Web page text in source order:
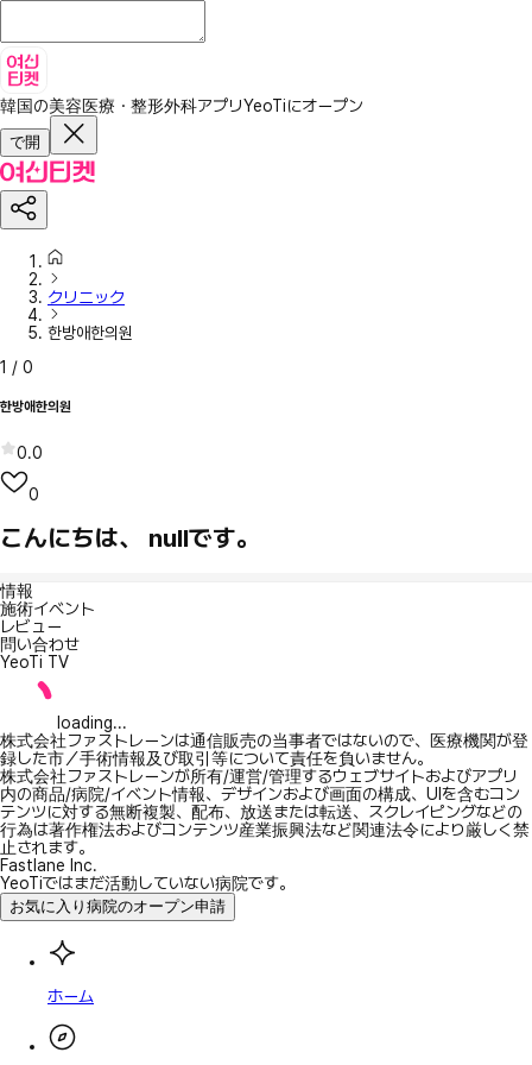
韓国の美容医療・整形外科アプリYeoTiにオープン
で開
クリニック
한방애한의원
1 / 0
한방애한의원
0.0
0
こんにちは、 nullです。
情報
施術イベント
レビュー
問い合わせ
YeoTi TV
loading...
株式会社ファストレーンは通信販売の当事者ではないので、医療機関が登
録した市／手術情報及び取引等について責任を負いません。
株式会社ファストレーンが所有/運営/管理するウェブサイトおよびアプリ
内の商品/病院/イベント情報、デザインおよび画面の構成、UIを含むコン
テンツに対する無断複製、配布、放送または転送、スクレイピングなどの
行為は著作権法およびコンテンツ産業振興法など関連法令により厳しく禁
止されます。
Fastlane Inc.
YeoTiではまだ活動していない病院です。
お気に入り病院のオープン申請
ホーム